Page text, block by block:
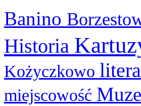
Banino
Historia
Kożyczkowo
miejscowość